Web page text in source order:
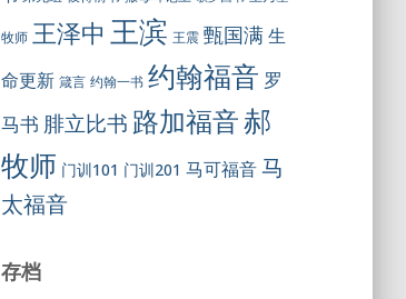
牧师 王泽中 王滨 王震 甄国满 生
命更新 箴言 约翰一书 约翰福音 罗
马书 腓立比书 路加福音郝
牧师 门训101 门训201 马可福音 马
太福音
存档